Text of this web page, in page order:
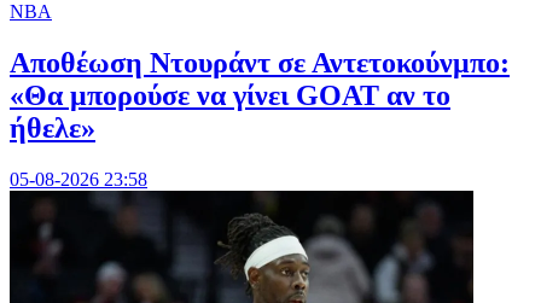
NBA
Αποθέωση Ντουράντ σε Αντετοκούνμπο:
«Θα μπορούσε να γίνει GOAT αν το
ήθελε»
05-08-2026 23:58